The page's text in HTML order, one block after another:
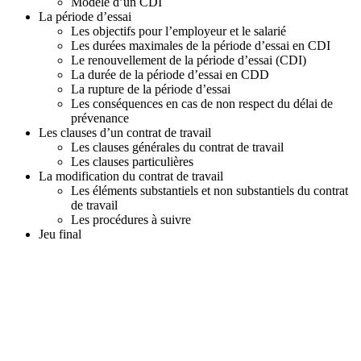
La période d’essai
Les objectifs pour l’employeur et le salarié
Les durées maximales de la période d’essai en CDI
Le renouvellement de la période d’essai (CDI)
La durée de la période d’essai en CDD
La rupture de la période d’essai
Les conséquences en cas de non respect du délai de
prévenance
Les clauses d’un contrat de travail
Les clauses générales du contrat de travail
Les clauses particulières
La modification du contrat de travail
Les éléments substantiels et non substantiels du contrat
de travail
Les procédures à suivre
Jeu final